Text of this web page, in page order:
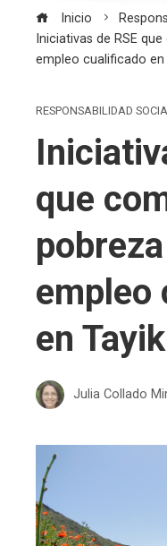
Inicio
Iniciativas de RSE
empleo cualificado en
RESPONSABILIDAD
que
empleo
en
Julia Collado